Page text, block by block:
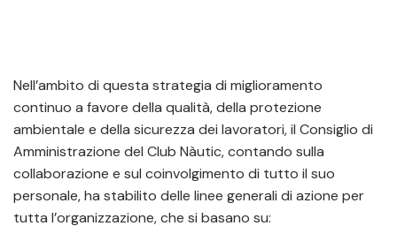
Nell’ambito di questa strategia di miglioramento
continuo a favore della qualità, della protezione
ambientale e della sicurezza dei lavoratori, il Consiglio di
Amministrazione del Club Nàutic, contando sulla
collaborazione e sul coinvolgimento di tutto il suo
personale, ha stabilito delle linee generali di azione per
tutta l’organizzazione, che si basano su: